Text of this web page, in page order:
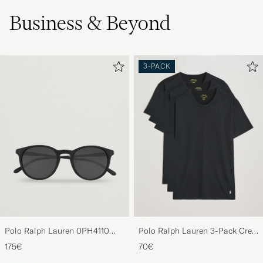
Business & Beyond
Polo Ralph Lauren 0PH4110
Round Sunglasses Matte Black
175€
3-PACK
Polo Ralph Lauren 3-Pack Crew
Neck T-Shirt Black
70€